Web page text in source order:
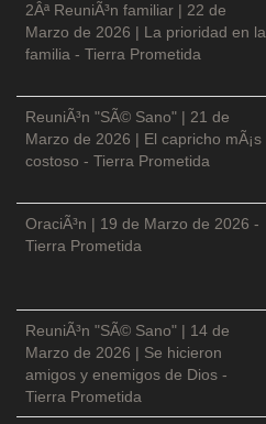
2Âª ReuniÃ³n familiar | 22 de
Marzo de 2026 | La prioridad en la
familia - Tierra Prometida
ReuniÃ³n "SÃ© Sano" | 21 de
Marzo de 2026 | El capricho mÃ¡s
costoso - Tierra Prometida
OraciÃ³n | 19 de Marzo de 2026 -
Tierra Prometida
ReuniÃ³n "SÃ© Sano" | 14 de
Marzo de 2026 | Se hicieron
amigos y enemigos de Dios -
Tierra Prometida